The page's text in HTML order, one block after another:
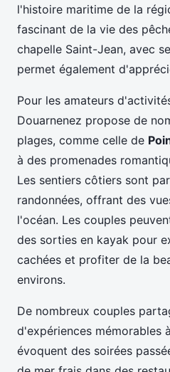
l'histoire maritime de la
fascinant de la vie des
chapelle Saint-Jean, avec
permet également
Pour les amateurs
Douarnenez propose de
plages, comme celle de
à des promenades
Les sentiers côtiers sont
randonnées, offrant des
l'océan. Les couples
des sorties en kayak pour
cachées et profiter de la
environs.
De nombreux couples
d'expériences mémorables
évoquent des soirées